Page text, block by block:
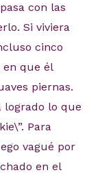
con las
Si viviera
cinco
en que él
piernas.
logrado lo que
Para
vagué por
en el